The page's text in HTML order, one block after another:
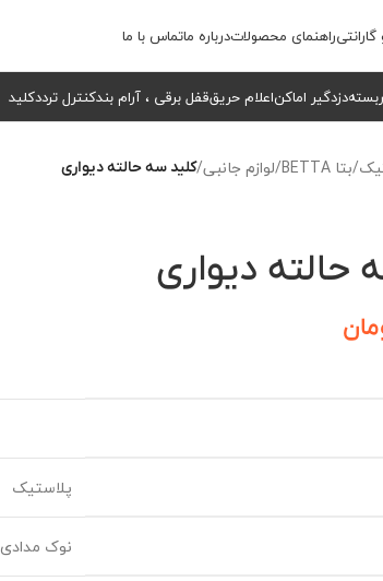
راهنمای محصولاتدرباره ماتماس با ما
دزدگیر اماکناعلام حریققفل برقی ، آرام بندکنترل ترددکلید
/بتا BETTA /لوازم جانبی/کلید سه حالته دیواری
حالته دیواری
پلاستیک
نوک مدادی